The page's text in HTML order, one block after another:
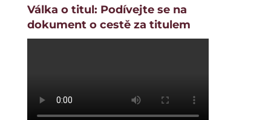
Válka o titul: Podívejte se na
dokument o cestě za titulem